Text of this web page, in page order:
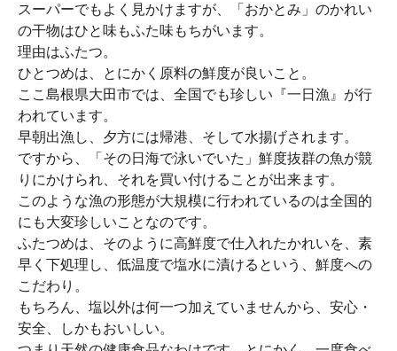
スーパーでもよく見かけますが、「おかとみ」のかれい
の干物はひと味もふた味もちがいます。
理由はふたつ。
ひとつめは、とにかく原料の鮮度が良いこと。
ここ島根県大田市では、全国でも珍しい『一日漁』が行
われています。
早朝出漁し、夕方には帰港、そして水揚げされます。
ですから、「その日海で泳いでいた」鮮度抜群の魚が競
りにかけられ、それを買い付けることが出来ます。
このような漁の形態が大規模に行われているのは全国的
にも大変珍しいことなのです。
ふたつめは、そのように高鮮度で仕入れたかれいを、素
早く下処理し、低温度で塩水に漬けるという、鮮度への
こだわり。
もちろん、塩以外は何一つ加えていませんから、安心・
安全、しかもおいしい。